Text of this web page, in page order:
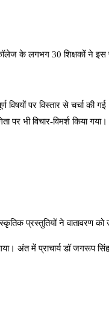
के लगभग 30 शिक्षकों ने इस
पर विस्तार से चर्चा की
पर भी विचार-विमर्श किया गया।
प्रस्तुतियों ने वातावरण को
अंत में प्राचार्य डॉ जगरूप